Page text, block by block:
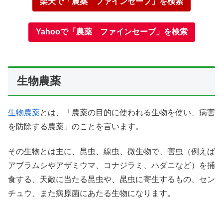
Yahooで「 農薬 ファインセーブ」を検索
生物農薬
生物農薬とは、「農薬の目的に使われる生物を使い、病害
を防除する農薬」のことを言います。
その生物とは主に、昆虫、線虫、微生物で、害虫（例えば
アブラムシやアザミウマ、コナジラミ、ハダニなど）を捕
食する、天敵に当たる昆虫や、昆虫に寄生するもの、セン
チュウ、また病原菌にあたる生物になります。